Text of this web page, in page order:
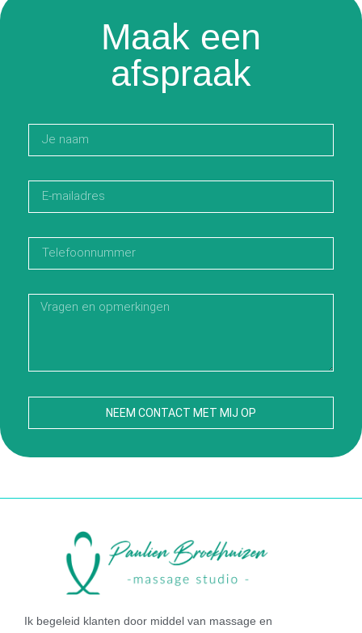
Maak een
afspraak
NEEM CONTACT MET MIJ OP
Ik begeleid klanten door middel van massage en